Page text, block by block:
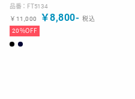
品番： FT5134
￥ 11,000 ￥8,800- 税込
20%OFF